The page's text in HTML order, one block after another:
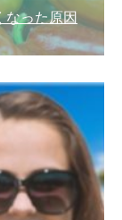
なった原因